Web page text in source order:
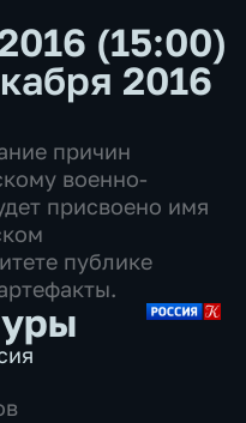
(15:00)
2016
причин
военно-
присвоено имя
публике